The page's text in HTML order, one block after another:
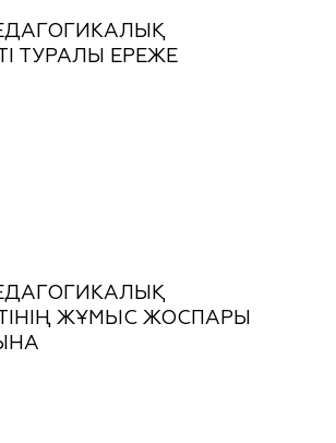
ТУРАЛЫ ЕРЕЖЕ
ЖҰМЬІС ЖОСПАРЫ